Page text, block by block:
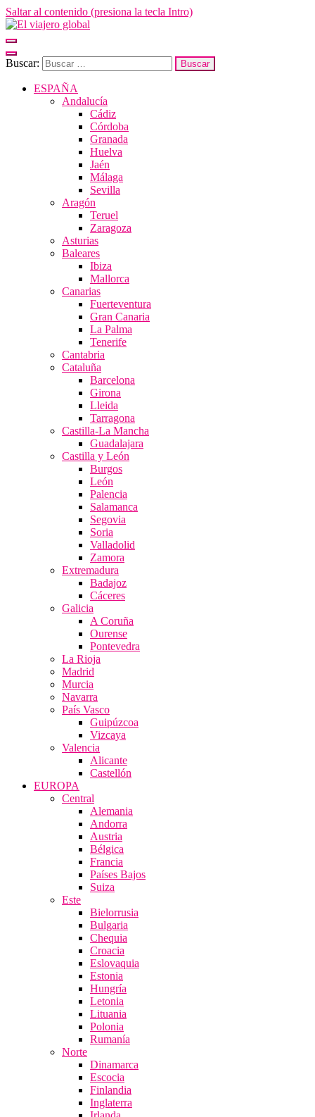
Saltar al contenido (presiona la tecla Intro)
forma sensorial, desde su música hasta su arquitectura o sus sabores
Buscar:
ESPAÑA
Andalucía
Cádiz
Córdoba
Granada
Huelva
Jaén
Málaga
Sevilla
Aragón
Teruel
Zaragoza
Asturias
Baleares
Ibiza
Mallorca
Canarias
Fuerteventura
Gran Canaria
La Palma
Tenerife
Cantabria
Cataluña
Barcelona
Girona
Lleida
Tarragona
Castilla-La Mancha
Guadalajara
Castilla y León
Burgos
León
Palencia
Salamanca
Segovia
Soria
Valladolid
Zamora
Extremadura
Badajoz
Cáceres
Galicia
A Coruña
Ourense
Pontevedra
La Rioja
Madrid
Murcia
Navarra
País Vasco
Guipúzcoa
Vizcaya
Valencia
Alicante
Castellón
EUROPA
Central
Alemania
Andorra
Austria
Bélgica
Francia
Países Bajos
Suiza
Este
Bielorrusia
Bulgaria
Chequia
Croacia
Eslovaquia
Estonia
Hungría
Letonia
Lituania
Polonia
Rumanía
Norte
Dinamarca
Escocia
Finlandia
Inglaterra